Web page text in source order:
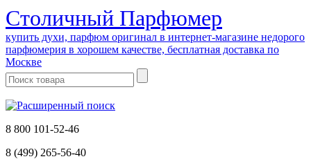
Cтоличный Парфюмер
купить духи, парфюм оригинал в интернет-магазине недорого
парфюмерия в хорошем качестве, бесплатная доставка по
Москве
8 800 101-52-46
8 (499) 265-56-40